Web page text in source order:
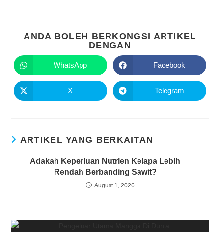
ANDA BOLEH BERKONGSI ARTIKEL
DENGAN
WhatsApp Facebook
X Telegram
ARTIKEL YANG BERKAITAN
Adakah Keperluan Nutrien Kelapa Lebih
Rendah Berbanding Sawit?
August 1, 2026